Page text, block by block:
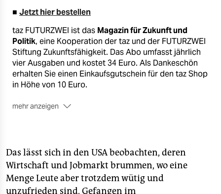
■ Jetzt hier bestellen
taz FUTURZWEI ist das Magazin für Zukunft und
Politik, eine Kooperation der taz und der FUTURZWEI
Stiftung Zukunftsfähigkeit. Das Abo umfasst jährlich
vier Ausgaben und kostet 34 Euro. Als Dankeschön
erhalten Sie einen Einkaufsgutschein für den taz Shop
in Höhe von 10 Euro.
mehr anzeigen
Das lässt sich in den USA beobachten, deren
Wirtschaft und Jobmarkt brummen, wo eine
Menge Leute aber trotzdem wütig und
unzufrieden sind. Gefangen im